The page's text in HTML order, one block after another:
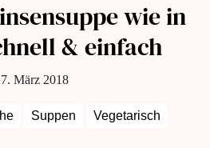
wie in
& einfach
März 2018
Suppen Vegetarisch